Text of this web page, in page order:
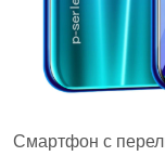
Смартфон с